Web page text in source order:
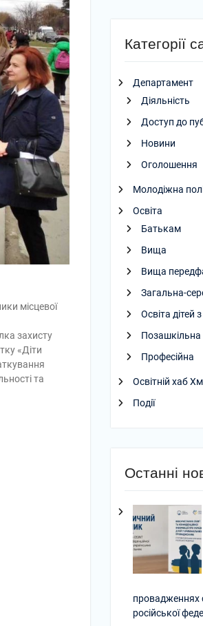
місцевої
захисту
«Діти
та
Категорії
Департамент
Діяльність
Доступ до
Новини
Оголошення
Молодіжна
Освіта
Батькам
Вища
Вища
Загальна-
Освіта дітей
Позашкільна
Професійна
Освітній хаб
Події
Останні
провадженнях
російської